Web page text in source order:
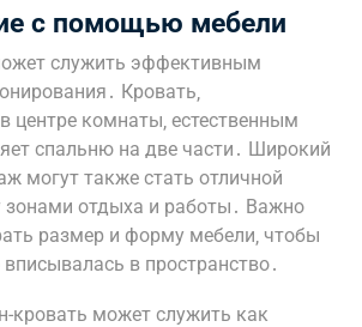
с помощью мебели
служить эффективным
Кровать‚
центре комнаты‚ естественным
спальню на две части․ Широкий
могут также стать отличной
зонами отдыха и работы․ Важно
размер и форму мебели‚ чтобы
в пространство․
кровать может служить как